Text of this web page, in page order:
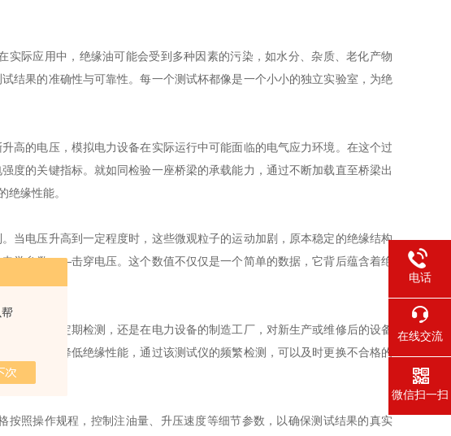
际应用中，绝缘油可能会受到多种因素的污染，如水分、杂质、老化产物
结果的准确性与可靠性。每一个测试杯都像是一个小小的独立实验室，为绝
的电压，模拟电力设备在实际运行中可能面临的电气应力环境。在这个过
度的关键指标。就如同检验一座桥梁的承载能力，通过不断加载直至桥梁出
缘性能。
电压升高到一定程度时，这些微观粒子的运动加剧，原本稳定的绝缘结构
学参数——击穿电压。这个数值不仅仅是一个简单的数据，它背后蕴含着绝
缘油的定期检测，还是在电力设备的制造工厂，对新生产或维修后的设备
收水分而降低绝缘性能，通过该测试仪的频繁检测，可以及时更换不合格的
照操作规程，控制注油量、升压速度等细节参数，以确保测试结果的真实
电话
在线交流
微信扫一扫